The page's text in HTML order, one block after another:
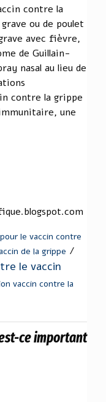
contre la
ou de poulet
avec fièvre,
de Guillain-
nasal au lieu de
contre la grippe
une
le vaccin contre
de la grippe /
le vaccin
vaccin contre la
ce important